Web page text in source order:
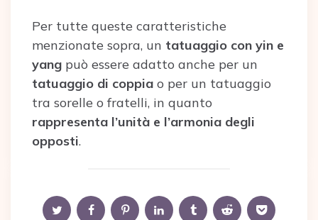
Per tutte queste caratteristiche
menzionate sopra, un tatuaggio con yin e
yang può essere adatto anche per un
tatuaggio di coppia o per un tatuaggio
tra sorelle o fratelli, in quanto
rappresenta l’unità e l’armonia degli
opposti.